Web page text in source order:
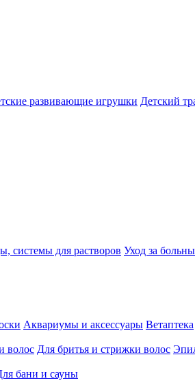
развивающие игрушки Детский
системы для растворов Уход за
Аквариумы и аксессуары Ветаптека
волос Для бритья и стрижки волос
бани и сауны